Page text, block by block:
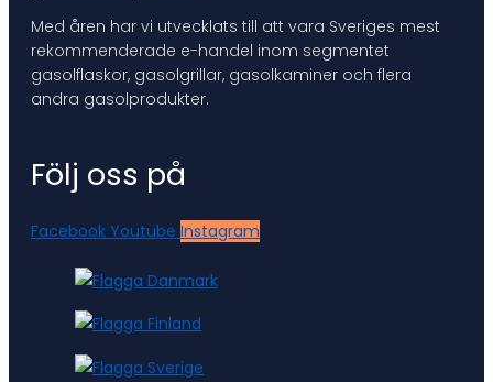
Med åren har vi utvecklats till att vara Sveriges mest
rekommenderade e-handel inom segmentet
gasolflaskor, gasolgrillar, gasolkaminer och flera
andra gasolprodukter.
Följ oss på
Facebook Youtube Instagram